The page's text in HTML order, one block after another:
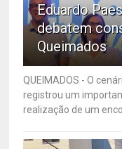
Eduardo
debatem
Queimados
QUEIMADOS - O
registrou um
realização de um